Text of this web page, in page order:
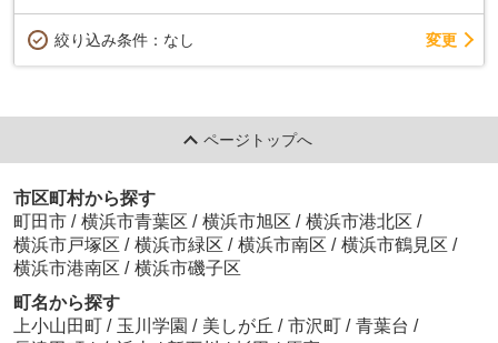
絞り込み条件： なし 変更
ページトップへ
市区町村から探す
町田市 / 横浜市青葉区 / 横浜市旭区 / 横浜市港北区 /
横浜市戸塚区 / 横浜市緑区 / 横浜市南区 / 横浜市鶴見区 /
横浜市港南区 / 横浜市磯子区
町名から探す
上小山田町 / 玉川学園 / 美しが丘 / 市沢町 / 青葉台 /